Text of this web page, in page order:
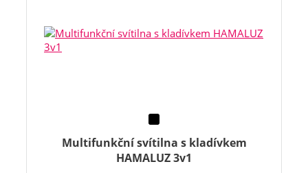
Multifunkční svítilna s kladívkem
HAMALUZ 3v1